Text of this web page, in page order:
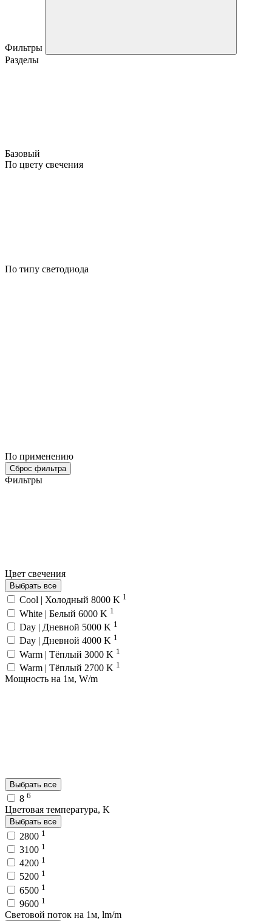
Фильтры
Разделы
Базовый
По цвету свечения
По типу светодиода
По применению
Сброс фильтра
Фильтры
Цвет свечения
Выбрать все
Cool | Холодный 8000 K 1
White | Белый 6000 K 1
Day | Дневной 5000 K 1
Day | Дневной 4000 K 1
Warm | Тёплый 3000 K 1
Warm | Тёплый 2700 K 1
Мощность на 1м, W/m
Выбрать все
8 6
Цветовая температура, K
Выбрать все
2800 1
3100 1
4200 1
5200 1
6500 1
9600 1
Световой поток на 1м, lm/m